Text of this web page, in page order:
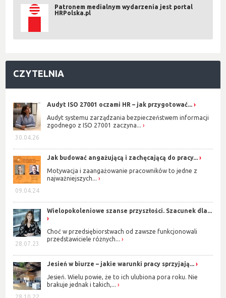
Patronem medialnym wydarzenia jest portal
HRPolska.pl
CZYTELNIA
30.04.26
Audyt ISO 27001 oczami HR – jak przygotować...
Audyt systemu zarządzania bezpieczeństwem informacji
zgodnego z ISO 27001 zaczyna...
09.04.24
Jak budować angażującą i zachęcającą do pracy...
Motywacja i zaangażowanie pracowników to jedne z
najważniejszych...
28.07.23
Wielopokoleniowe szanse przyszłości. Szacunek dla...
Choć w przedsiębiorstwach od zawsze funkcjonowali
przedstawiciele różnych...
28.10.22
Jesień w biurze – jakie warunki pracy sprzyjają...
Jesień. Wielu powie, że to ich ulubiona pora roku. Nie
brakuje jednak i takich,...